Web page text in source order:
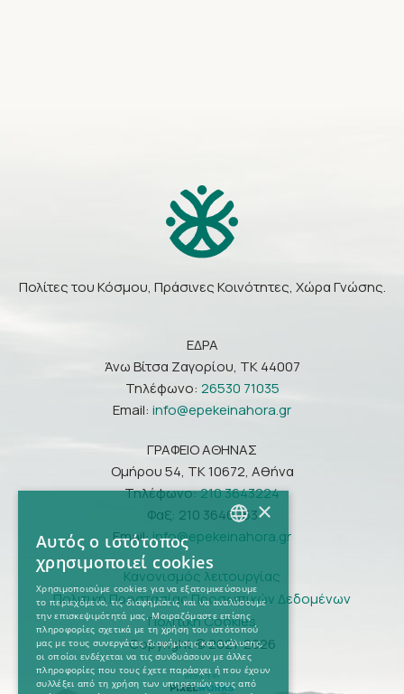
Πολίτες του Κόσμου, Πράσινες Κοινότητες, Χώρα Γνώσης.
ΕΔΡΑ
Άνω Βίτσα Ζαγορίου, ΤΚ 44007
Τηλέφωνο: 26530 71035
Email: info@epekeinahora.gr
ΓΡΑΦΕΙΟ ΑΘΗΝΑΣ
Ομήρου 54, ΤΚ 10672, Αθήνα
Τηλέφωνο:210 3643224
Φαξ: 210 3646953
Email:info@epekeinahora.gr
Κανονισμός λειτουργίας
Πολιτική Προστασίας Προσωπικών Δεδομένων
Πολιτική Cookies
Copyright © 2021-2026
ENGLISH
×
Αυτός ο ιστότοπος
χρησιμοποιεί cookies
Χρησιμοποιούμε cookies για να εξατομικεύσουμε
το περιεχόμενο, τις διαφημίσεις και να αναλύσουμε
την επισκεψιμότητά μας. Μοιραζόμαστε επίσης
πληροφορίες σχετικά με τη χρήση του ιστότοπού
μας με τους συνεργάτες διαφήμισης και ανάλυσης,
οι οποίοι ενδέχεται να τις συνδυάσουν με άλλες
πληροφορίες που τους έχετε παράσχει ή που έχουν
συλλέξει από τη χρήση των υπηρεσιών τους από